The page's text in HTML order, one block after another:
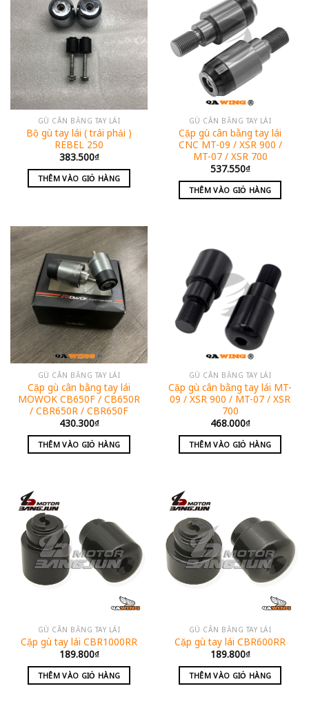
GÙ CÂN BẰNG TAY LÁI
Bộ gù tay lái ( trái phải )
REBEL 250
383.500₫
THÊM VÀO GIỎ HÀNG
GÙ CÂN BẰNG TAY LÁI
Cặp gù cân bằng tay lái
CNC MT-09 / XSR 900 /
MT-07 / XSR 700
537.550₫
THÊM VÀO GIỎ HÀNG
GÙ CÂN BẰNG TAY LÁI
Cặp gù cân bằng tay lái
MOWOK CB650F / CB650R
/ CBR650R / CBR650F
430.300₫
THÊM VÀO GIỎ HÀNG
GÙ CÂN BẰNG TAY LÁI
Cặp gù cân bằng tay lái MT-
09 / XSR 900 / MT-07 / XSR
700
468.000₫
THÊM VÀO GIỎ HÀNG
GÙ CÂN BẰNG TAY LÁI
Cặp gù tay lái CBR1000RR
189.800₫
THÊM VÀO GIỎ HÀNG
GÙ CÂN BẰNG TAY LÁI
Cặp gù tay lái CBR600RR
189.800₫
THÊM VÀO GIỎ HÀNG